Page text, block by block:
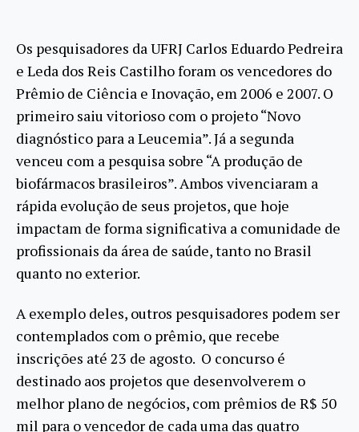
Os pesquisadores da UFRJ Carlos Eduardo Pedreira
e Leda dos Reis Castilho foram os vencedores do
Prêmio de Ciência e Inovação, em 2006 e 2007. O
primeiro saiu vitorioso com o projeto “Novo
diagnóstico para a Leucemia”. Já a segunda
venceu com a pesquisa sobre “Aprodução de
biofármacos brasileiros”. Ambos vivenciaram a
rápida evolução de seus projetos, que hoje
impactam de forma significativa a comunidade de
profissionais da área de saúde, tanto no Brasil
quanto no exterior.
A exemplo deles, outros pesquisadores podem ser
contemplados com o prêmio, que recebe
inscrições até 23 de agosto. O concurso é
destinado aos projetos que desenvolverem o
melhor plano de negócios, com prêmios de R$ 50
mil para o vencedor de cada uma das quatro